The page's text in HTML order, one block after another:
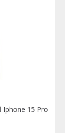
Iphone 15 Pro